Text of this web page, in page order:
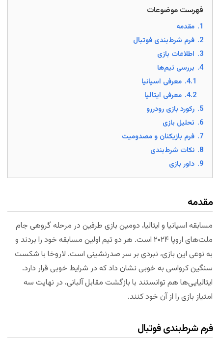
فهرست موضوعات
1. مقدمه
2. فرم شرط‌بندی فوتبال
3. اطلاعات بازی
4. بررسی تیم‌ها
4.1. معرفی اسپانیا
4.2. معرفی ایتالیا
5. رکورد بازی رودررو
6. تحلیل بازی
7. فرم بازیکنان و مصدومیت
8. نکات شرط‌بندی
9. داور بازی
مقدمه
مسابقه اسپانیا و ایتالیا، دومین بازی طرفین در مرحله گروهی جام
ملت‌های اروپا ۲۰۲۴ است. هر دو تیم اولین مسابقه خود را بردند و
به نوعی این بازی، نبردی بر سر صدرنشینی است. لاروخا با شکست
سنگین کرواسی به خوبی نشان داد که در شرایط خوبی قرار دارد.
ایتالیایی‌ها هم توانستند با بازگشت مقابل آلبانی، در نهایت سه
امتیاز بازی را از آن خود کنند.
فرم شرط‌بندی فوتبال